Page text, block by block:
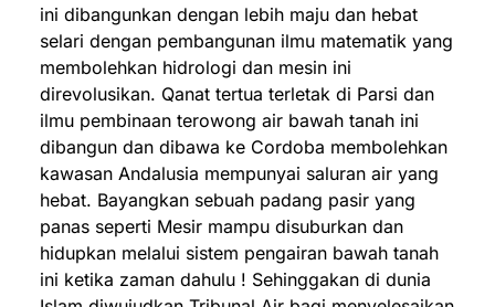
ini dibangunkan dengan lebih maju dan hebat
selari dengan pembangunan ilmu matematik yang
membolehkan hidrologi dan mesin ini
direvolusikan. Qanat tertua terletak di Parsi dan
ilmu pembinaan terowong air bawah tanah ini
dibangun dan dibawa ke Cordoba membolehkan
kawasan Andalusia mempunyai saluran air yang
hebat. Bayangkan sebuah padang pasir yang
panas seperti Mesir mampu disuburkan dan
hidupkan melalui sistem pengairan bawah tanah
ini ketika zaman dahulu ! Sehinggakan di dunia